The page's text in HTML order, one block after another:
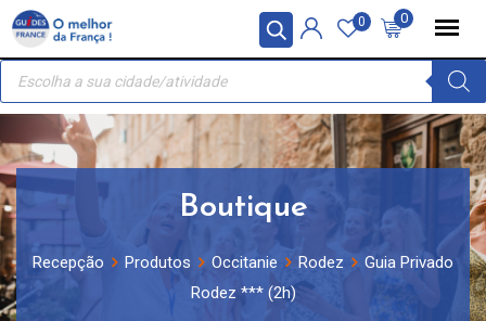
Painel de Gerenciamento de Cookies
Skip
content
0
0
Recherche
produits
Boutique
Recepção Produtos Occitanie Rodez
Guia Privado
Rodez *** (2h)